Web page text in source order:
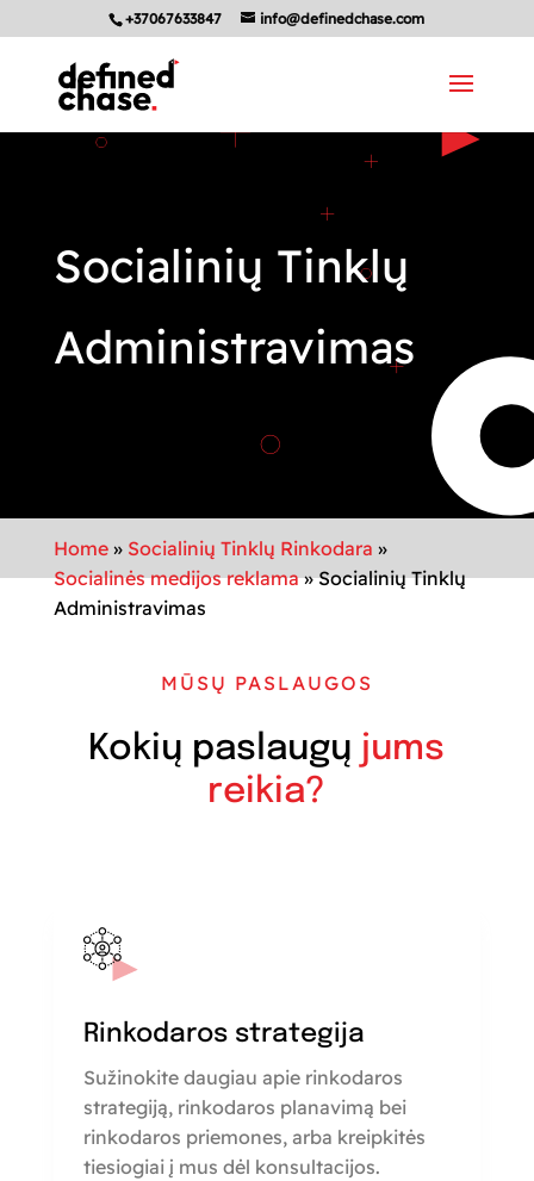
+37067633847 info@definedchase.com
Socialinių Tinklų
Administravimas
Home» Socialinių Tinklų Rinkodara »
Socialinės medijos reklama»Socialinių Tinklų
Administravimas
MŪSŲ PASLAUGOS
Kokių paslaugų jums
reikia?
Rinkodaros strategija
Sužinokite daugiau apie rinkodaros
strategiją, rinkodaros planavimą bei
rinkodaros priemones, arba kreipkitės
tiesiogiai į mus dėl konsultacijos.